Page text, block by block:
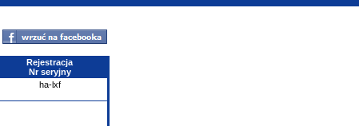
Rejestracja
Nr seryjny
ha-lxf